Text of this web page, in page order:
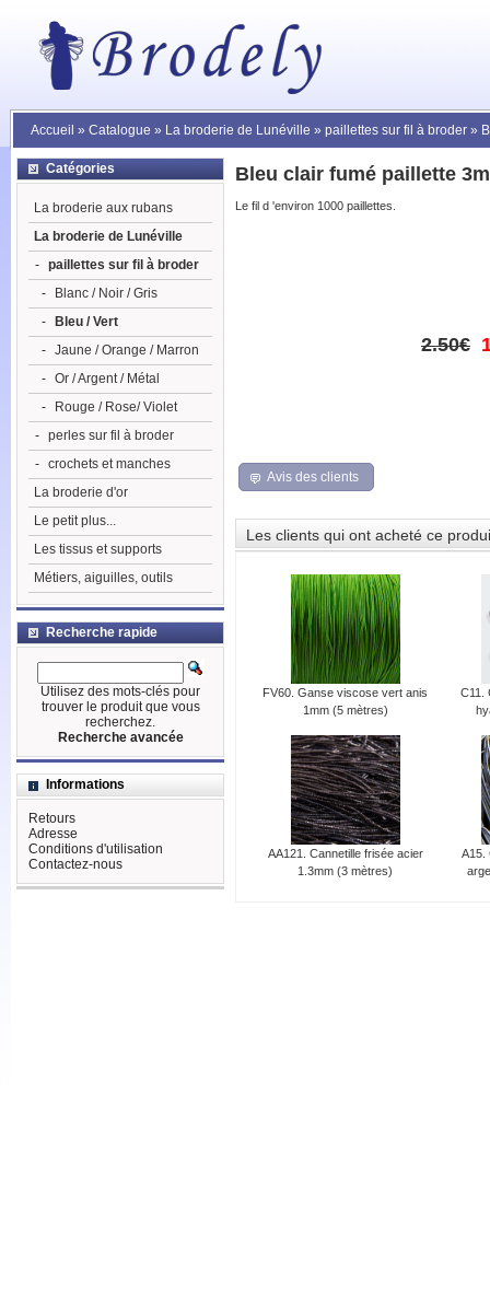
Accueil » Catalogue » La broderie de Lunéville » paillettes sur fil à broder »
Bleu clair fumé paillette
Le fil d 'environ 1000 paillettes.
2.50€
Avis des clients
Les clients qui ont acheté ce
FV60. Ganse viscose vert anis
1mm (5 mètres)
C11.
AA121. Cannetille frisée acier
1.3mm (3 mètres)
A15.
Catégories
La broderie aux rubans
La broderie de Lunéville
- paillettes sur fil à broder
-
Blanc / Noir / Gris
-
Bleu / Vert
- Jaune / Orange / Marron
- Or / Argent / Métal
-
Rouge / Rose/ Violet
- perles sur fil à broder
- crochets et manches
La broderie d'or
Le petit plus...
Les tissus et supports
Métiers, aiguilles, outils
Recherche rapide
Utilisez des mots-clés pour
trouver le produit que vous
recherchez.
Recherche avancée
Informations
Retours
Adresse
Conditions d'utilisation
Contactez-nous